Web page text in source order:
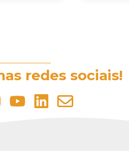
redes sociais!